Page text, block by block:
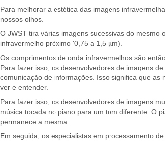
Para melhorar a estética das imagens
nossos olhos.
O JWST tira várias imagens sucessivas do
infravermelho próximo '0,75 a 1,5 µm).
Os comprimentos de onda infravermelhos são
Para fazer isso, os desenvolvedores de imagens
comunicação de informações. Isso significa que
ver e entender.
Para fazer isso, os desenvolvedores de imagens
música tocada no piano para um tom diferente. O
permanece a mesma.
Em seguida, os especialistas em processamento